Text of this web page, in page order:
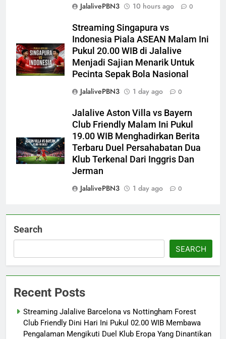
JalalivePBN3
10 hours ago 0
Streaming Singapura vs
Indonesia Piala ASEAN Malam Ini
Pukul 20.00 WIB di Jalalive
Menjadi Sajian Menarik Untuk
Pecinta Sepak Bola Nasional
JalalivePBN3
1 day ago 0
Jalalive Aston Villa vs Bayern
Club Friendly Malam Ini Pukul
19.00 WIB Menghadirkan Berita
Terbaru Duel Persahabatan Dua
Klub Terkenal Dari Inggris Dan
Jerman
JalalivePBN3
1 day ago 0
Search
SEARCH
Recent Posts
Streaming Jalalive Barcelona vs Nottingham Forest
Club Friendly Dini Hari Ini Pukul 02.00 WIB Membawa
Pengalaman Mengikuti Duel Klub Eropa Yang Dinantikan